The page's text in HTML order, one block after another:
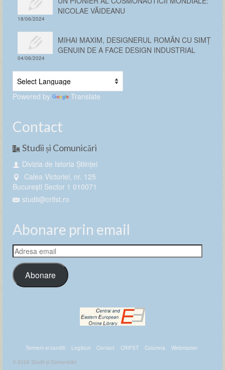
NICOLAE VĂIDEANU
18/06/2024
MIHAI MAXIM, DESIGNERUL ROMÂN CU SIMȚ
GENUIN DE A FACE DESIGN INDUSTRIAL
04/06/2024
Powered by Translate
Contact
Studii și Comunicări
Divizia de Istoria Științei
Calea Victoriei, nr. 125
București Sector 1 010071
studii@crifst.ro
Abonare prin email
Adresa
email
Abonare
Termeni si conditi Legături Contact CRIFST Columna
Webmaster
© 2026 Studii și Comunicări